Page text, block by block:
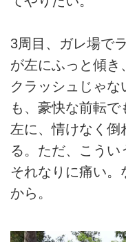
3周目、ガレ場で
が左にふっと傾き
クラッシュじゃ
も、豪快な前転で
左に、情けなく倒
る。ただ、こうい
それなりに痛い。
から。